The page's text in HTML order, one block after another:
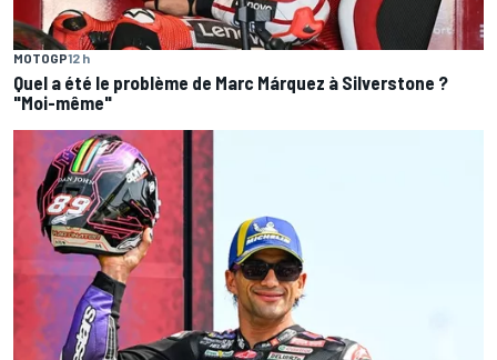
MOTOGP12 h
Quel a été le problème de Marc Márquez à Silverstone ?
"Moi-même"